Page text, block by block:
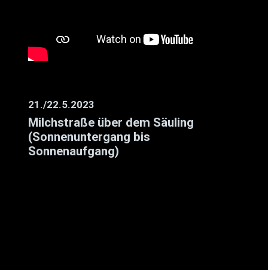
21./22.5.2023
Milchstraße über dem Säuling
(Sonnenuntergang bis
Sonnenaufgang)